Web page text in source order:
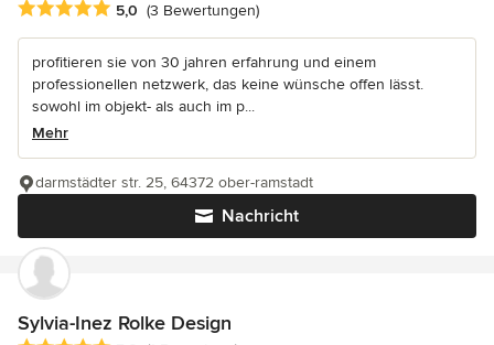
Durchschnittliche Bewertung: 5 von 5 Sternen
5,0 (3 Bewertungen)
profitieren sie von 30 jahren erfahrung und einem
professionellen netzwerk, das keine wünsche offen lässt.
sowohl im objekt- als auch im p...
Mehr
Nachricht
darmstädter str. 25, 64372 ober-ramstadt
Sylvia-Inez Rolke Design